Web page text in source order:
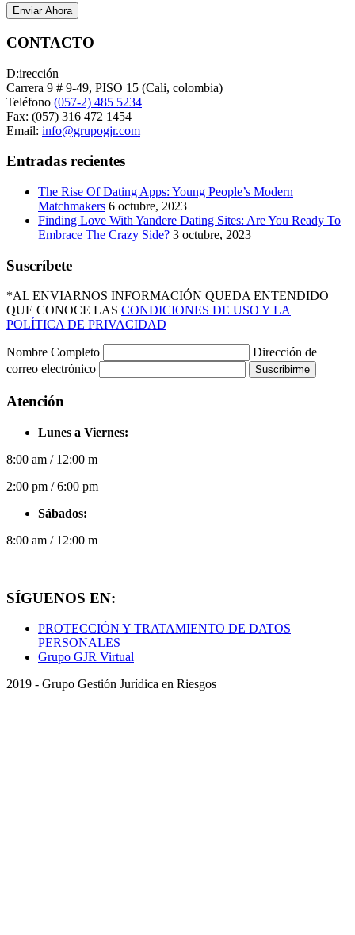
CONTACTO
D:irección
Carrera 9 # 9-49, PISO 15 (Cali, colombia)
Teléfono (057-2) 485 5234
Fax: (057) 316 472 1454
Email: info@grupogjr.com
Entradas recientes
The Rise Of Dating Apps: Young People’s Modern
Matchmakers 6 octubre, 2023
Finding Love With Yandere Dating Sites: Are You Ready To
Embrace The Crazy Side? 3 octubre, 2023
Suscríbete
*AL ENVIARNOS INFORMACIÓN QUEDA ENTENDIDO
QUE CONOCE LAS CONDICIONES DE USO Y LA
POLÍTICA DE PRIVACIDAD
Nombre Completo
Dirección de
correo electrónico
Suscribirme
Atención
Lunes a Viernes:
8:00 am / 12:00 m
2:00 pm / 6:00 pm
Sábados:
8:00 am / 12:00 m
SÍGUENOS EN:
PROTECCIÓN Y TRATAMIENTO DE DATOS
PERSONALES
Grupo GJR Virtual
2019 - Grupo Gestión Jurídica en Riesgos